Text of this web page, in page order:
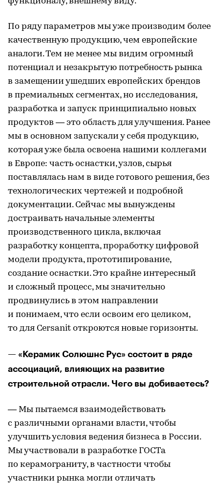
По ряду параметров мы уже производим более
качественную продукцию, чем европейские
аналоги. Тем не менее мы видим огромный
потенциал и незакрытую потребность рынка
в замещении ушедших европейских брендов
в премиальных сегментах, но исследования,
разработка и запуск принципиально новых
продуктов — это область для улучшения. Ранее
мы в основном запускали у себя продукцию,
которая уже была освоена нашими коллегами
в Европе: часть оснастки, узлов, сырья
поставлялась нам в виде готового решения, без
технологических чертежей и подробной
документации. Сейчас мы вынуждены
достраивать начальные элементы
производственного цикла, включая
разработку концепта, проработку цифровой
модели продукта, прототипирование,
создание оснастки. Это крайне интересный
и сложный процесс, мы значительно
продвинулись в этом направлении
и понимаем, что если освоим его целиком,
то для Cersanit откроются новые горизонты.
— «Керамик Солюшнс Рус» состоит в ряде
ассоциаций, влияющих на развитие
строительной отрасли. Чего вы добиваетесь?
— Мы пытаемся взаимодействовать
с различными органами власти, чтобы
улучшить условия ведения бизнеса в России.
Мы участвовали в разработке ГОСТа
по керамограниту, в частности чтобы
участники рынка могли отличать